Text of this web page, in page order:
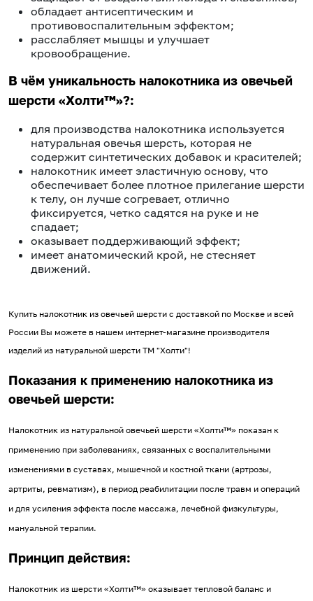
обладает антисептическим и
противовоспалительным эффектом;
расслабляет мышцы и улучшает
кровообращение.
В чём уникальность налокотника из овечьей
шерсти «Холти™»?:
для производства налокотника используется
натуральная овечья шерсть, которая не
содержит синтетических добавок и красителей;
налокотник имеет эластичную основу, что
обеспечивает более плотное прилегание шерсти
к телу, он лучше согревает, отлично
фиксируется, четко садятся на руке и не
спадает;
оказывает поддерживающий эффект;
имеет анатомический крой, не стесняет
движений.
Купить налокотник из овечьей шерсти с доставкой по Москве и всей
России Вы можете в нашем интернет-магазине производителя
изделий из натуральной шерсти ТМ "Холти"!
Показания к применению налокотника из
овечьей шерсти:
Налокотник из натуральной овечьей шерсти «Холти™» показан к
применению при заболеваниях, связанных с воспалительными
изменениями в суставах, мышечной и костной ткани (артрозы,
артриты, ревматизм), в период реабилитации после травм и операций
и для усиления эффекта после массажа, лечебной физкультуры,
мануальной терапии.
Принцип действия:
Налокотник из шерсти «Холти™» оказывает тепловой баланс и